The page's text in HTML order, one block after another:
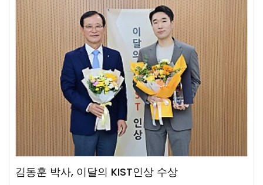
김동훈 박사, 이달의 KIST인상 수상